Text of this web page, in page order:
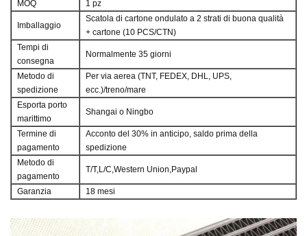
MOQ
1 pz
Imballaggio
Scatola di cartone ondulato a 2 strati di buona qualità
+ cartone (10 PCS/CTN)
Tempi di
consegna
Normalmente 35 giorni
Metodo di
spedizione
Per via aerea (TNT, FEDEX, DHL, UPS,
ecc.)/treno/mare
Esporta porto
marittimo
Shangai o Ningbo
Termine di
pagamento
Acconto del 30% in anticipo, saldo prima della
spedizione
Metodo di
pagamento
T/T,L/C,Western Union,Paypal
Garanzia 18 mesi